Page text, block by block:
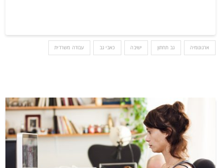
ארגונומיה גב תחתון ישיבה כאבי גב עבודה משרדית